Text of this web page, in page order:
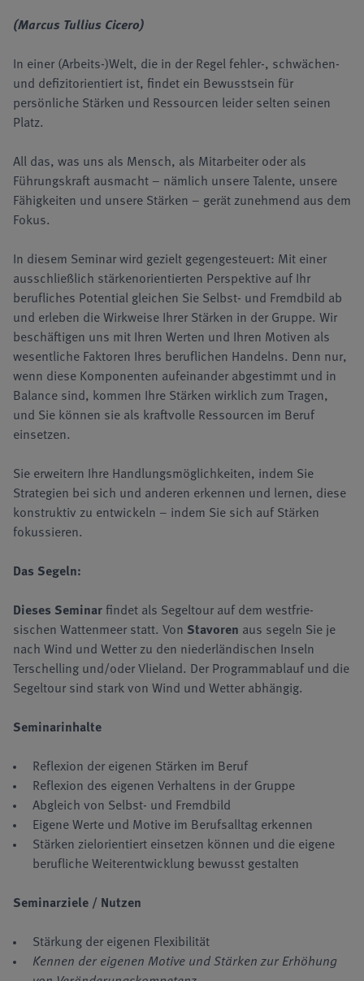
(Marcus Tullius Cicero)
In einer (Arbeits-)Welt, die in der Regel fehler-, schwächen-
und defizitorientiert ist, findet ein Bewusstsein für
persönliche Stärken und Ressourcen leider selten seinen
Platz.
All das, was uns als Mensch, als Mitarbeiter oder als
Führungskraft ausmacht – nämlich unsere Talente, unsere
Fähigkeiten und unsere Stärken – gerät zunehmend aus dem
Fokus.
In diesem Seminar wird gezielt gegengesteuert: Mit einer
ausschließlich stärkenorientierten Perspektive auf Ihr
berufliches Potential gleichen Sie Selbst- und Fremdbild ab
und erleben die Wirkweise Ihrer Stärken in der Gruppe. Wir
beschäftigen uns mit Ihren Werten und Ihren Motiven als
wesentliche Faktoren Ihres beruflichen Handelns. Denn nur,
wenn diese Komponenten aufeinander abgestimmt und in
Balance sind, kommen Ihre Stärken wirklich zum Tragen,
und Sie können sie als kraftvolle Ressourcen im Beruf
einsetzen.
Sie erweitern Ihre Handlungsmöglichkeiten, indem Sie
Strategien bei sich und anderen erkennen und lernen, diese
konstruktiv zu entwickeln – indem Sie sich auf Stärken
fokussieren.
Das Segeln:
Dieses Seminar findet als Segeltour auf dem west­frie­
sischen Wattenmeer statt. Von Stavoren aus segeln Sie je
nach Wind und Wetter zu den niederländischen Inseln
Terschel­ling und/oder Vlieland. Der Pro­grammablauf und die
Segeltour sind stark von Wind und Wetter abhängig.
Seminarinhalte
Reflexion der eigenen Stärken im Beruf
Reflexion des eigenen Verhaltens in der Gruppe
Abgleich von Selbst- und Fremdbild
Eigene Werte und Motive im Berufsalltag erkennen
Stärken zielorientiert einsetzen können und die eigene
berufliche Weiterentwicklung bewusst gestalten
Seminarziele / Nutzen
Stärkung der eigenen Flexibilität
Kennen der eigenen Motive und Stärken zur Erhöhung